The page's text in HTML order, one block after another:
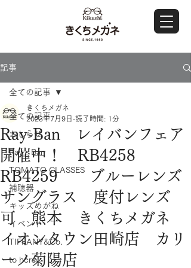
記事
全ての記事
おしらせ
Ray・Ban
TOMATO GLASSES
補聴器
キッズめがね
イベント
TIFFANY&Co.
to hers
全ての記事
Ray-Ban レイバンフェア
開催中！ RB4258
RB4259 ブルーレンズ
サングラス 度付レンズ
可 熊本 きくちメガネ
イオンタウン田崎店 カリ
ーノ菊陽店
きくちメガネ
2023年7月9日 読了時間: 1分